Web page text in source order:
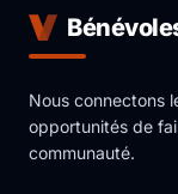
Nous connectons
opportunités de
communauté.